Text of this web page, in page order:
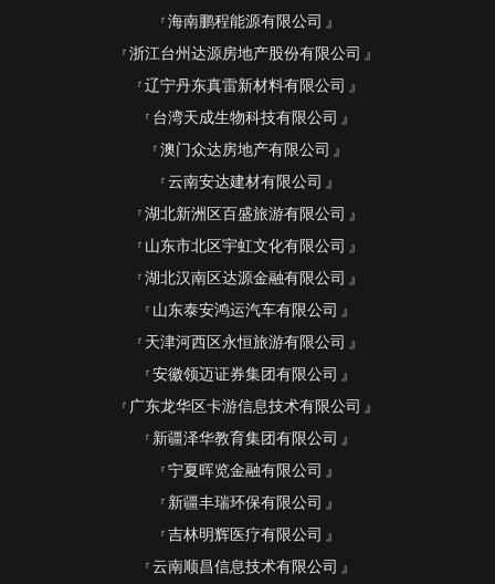
海南鹏程能源有限公司
浙江台州达源房地产股份有限公司
辽宁丹东真雷新材料有限公司
台湾天成生物科技有限公司
澳门众达房地产有限公司
云南安达建材有限公司
湖北新洲区百盛旅游有限公司
山东市北区宇虹文化有限公司
湖北汉南区达源金融有限公司
山东泰安鸿运汽车有限公司
天津河西区永恒旅游有限公司
安徽领迈证券集团有限公司
广东龙华区卡游信息技术有限公司
新疆泽华教育集团有限公司
宁夏晖览金融有限公司
新疆丰瑞环保有限公司
吉林明辉医疗有限公司
云南顺昌信息技术有限公司